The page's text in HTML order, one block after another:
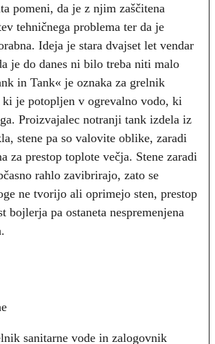
pomeni, da je z njim zaščitena
tehničnega problema ter da je
Ideja je stara dvajset let vendar
je do danes ni bilo treba niti malo
in Tank« je oznaka za grelnik
ki je potopljen v ogrevalno vodo, ki
Proizvajalec notranji tank izdela iz
stene pa so valovite oblike, zaradi
za prestop toplote večja. Stene zaradi
rahlo zavibrirajo, zato se
ne tvorijo ali oprimejo sten, prestop
bojlerja pa ostaneta nespremenjena
sanitarne vode in zalogovnik